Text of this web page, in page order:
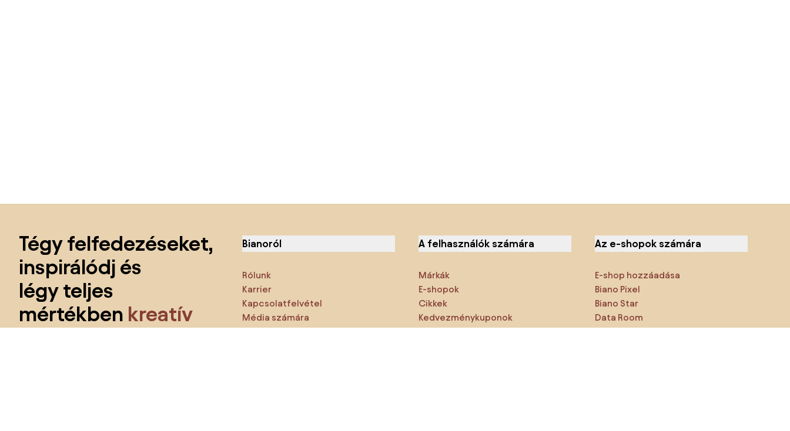
Tégy felfedezéseket,
inspirálódj és
légy teljes
mértékben kreatív
Bianoról
Rólunk
Karrier
Kapcsolatfelvétel
Média számára
A felhasználók számára
Márkák
E-shopok
Cikkek
Kedvezménykuponok
Az e-shopok számára
E-shop hozzáadása
Biano Pixel
Biano Star
Data Room